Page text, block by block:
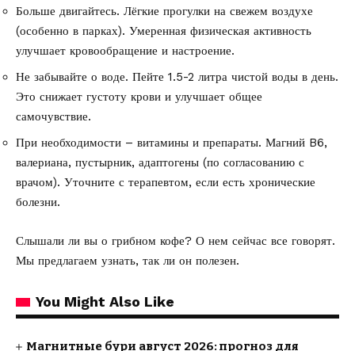
Больше двигайтесь. Лёгкие прогулки на свежем воздухе
(особенно в парках). Умеренная физическая активность
улучшает кровообращение и настроение.
Не забывайте о воде. Пейте 1.5-2 литра чистой воды в день.
Это снижает густоту крови и улучшает общее
самочувствие.
При необходимости – витамины и препараты. Магний B6,
валериана, пустырник, адаптогены (по согласованию с
врачом). Уточните с терапевтом, если есть хронические
болезни.
Слышали ли вы о грибном кофе? О нем сейчас все говорят.
Мы предлагаем узнать, так ли он полезен.
You Might Also Like
Магнитные бури август 2026: прогноз для